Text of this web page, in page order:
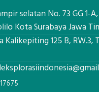
Global
Pastikan
Pondasi
selatan No. 73 GG 1-
Kota Surabaya Jawa
Kalikepiting 125 B, RW.3,